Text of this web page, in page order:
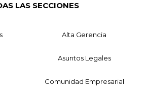
LAS SECCIONES
Alta Gerencia
Asuntos Legales
Comunidad Empresarial